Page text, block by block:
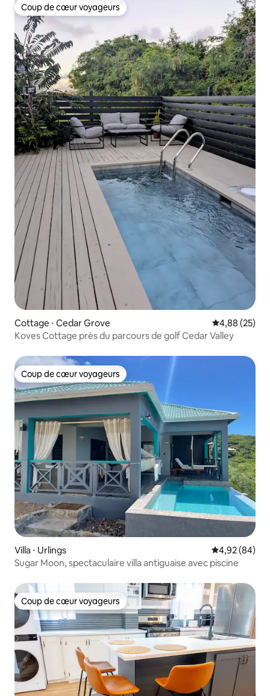
Coup de cœur voyageurs
Coup de cœur voyageurs
Cottage ⋅ Cedar Grove Évaluation
4,88 (25)
Koves Cottage près du parcours de golf Cedar Valley
Coup de cœur voyageurs
Coup de cœur voyageurs
Villa ⋅ Urlings Évaluation
4,92 (84)
Sugar Moon, spectaculaire villa antiguaise avec piscine
Coup de cœur voyageurs
Coup de cœur voyageurs